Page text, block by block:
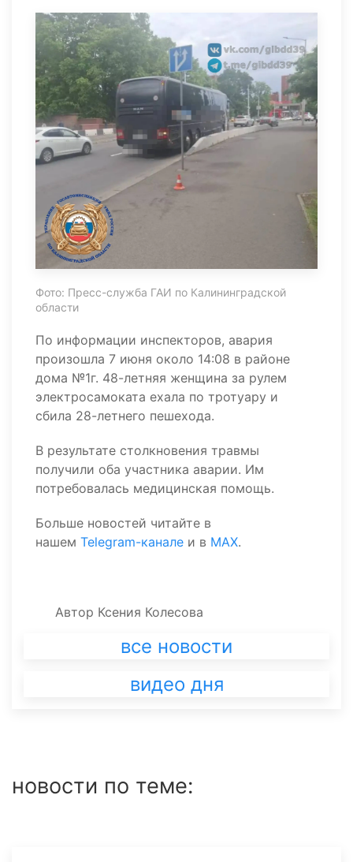
Фото: Пресс-служба ГАИ по Калининградской
области
По информации инспекторов, авария
произошла 7 июня около 14:08 в районе
дома №1г. 48-летняя женщина за рулем
электросамоката ехала по тротуару и
сбила 28-летнего пешехода.
В результате столкновения травмы
получили оба участника аварии. Им
потребовалась медицинская помощь.
Больше новостей читайте в
нашем Telegram-канале и в MAX.
Автор Ксения Колесова
все новости
видео дня
новости по теме: